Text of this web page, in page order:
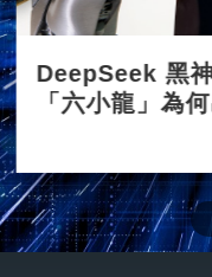
DeepSeek 黑
「六小龍」為